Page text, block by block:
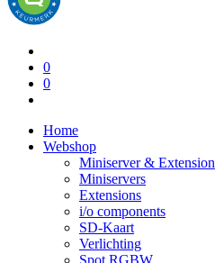
0
0
Home
Webshop
Miniserver & Extension
Miniservers
Extensions
i/o components
SD-Kaart
Verlichting
Spot RGBW